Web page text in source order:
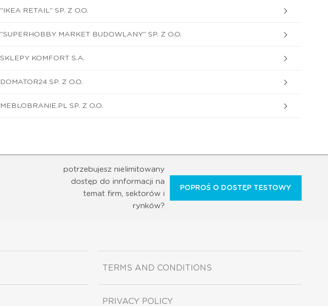
"IKEA RETAIL" SP. Z O.O.
"SUPERHOBBY MARKET BUDOWLANY" SP. Z O.O.
SKLEPY KOMFORT S.A.
DOMATOR24 SP. Z O.O.
MEBLOBRANIE.PL SP. Z O.O.
potrzebujesz nielimitowany
dostęp do innformacji na
temat firm, sektorów i
rynków?
POPROŚ O DOSTĘP TESTOWY
TERMS AND CONDITIONS
PRIVACY POLICY